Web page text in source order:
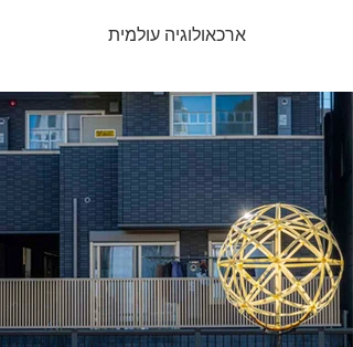
ארכאולוגיה עולמית